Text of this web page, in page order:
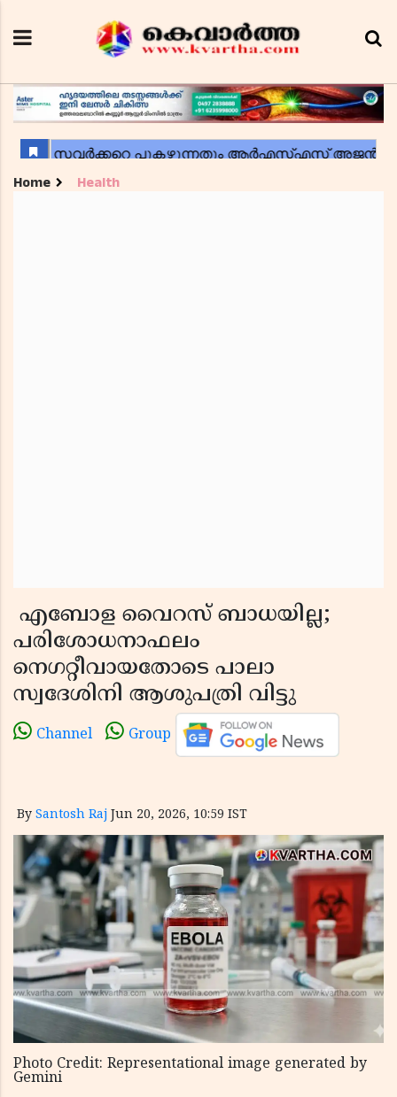
Home Health
എബോള വൈറസ് ബാധയില്ല;
പരിശോധനാഫലം
നെഗറ്റീവായതോടെ പാലാ
സ്വദേശിനി ആശുപത്രി വിട്ടു
Channel Group
By Santosh Raj Jun 20, 2026, 10:59 IST
Photo Credit: Representational image generated by
Gemini